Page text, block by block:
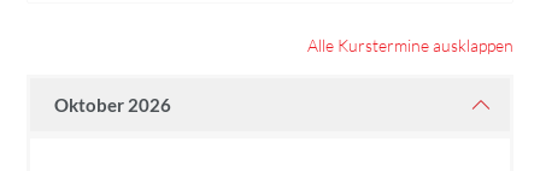
Alle Kurstermine ausklappen
Oktober 2026